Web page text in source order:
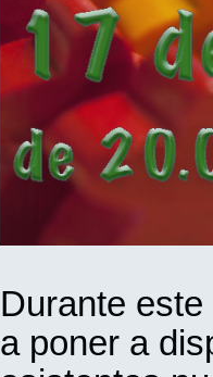
Durante
a poner a